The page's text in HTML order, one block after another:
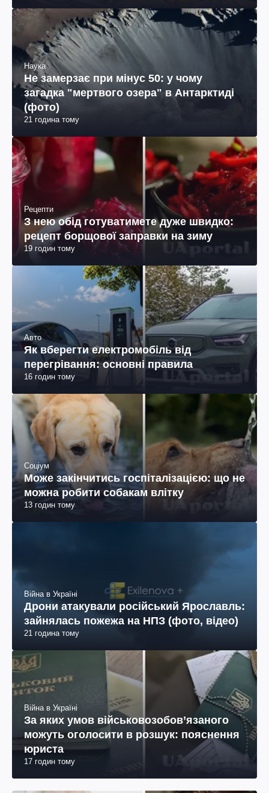
Наука
Не замерзає при мінус 50: у чому
загадка "мертвого озера" в Антарктиді
(фото)
21 година тому
Рецепти
З нею обід готуватимете дуже швидко:
рецепт борщової заправки на зиму
19 годин тому
Авто
Як вберегти електромобіль від
перегрівання: основні правила
16 годин тому
Соціум
Може закінчитись госпіталізацією: що не
можна робити собакам влітку
13 годин тому
Війна в Україні
Дрони атакували російський Ярославль:
зайнялась пожежа на НПЗ (фото, відео)
21 година тому
Війна в Україні
За яких умов військовозобов’язаного
можуть оголосити в розшук: пояснення
юриста
17 годин тому